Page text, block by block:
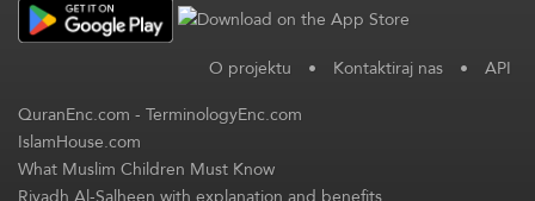
O projektu • Kontaktiraj nas • API
QuranEnc.com-TerminologyEnc.com
IslamHouse.com
What Muslim Children Must Know